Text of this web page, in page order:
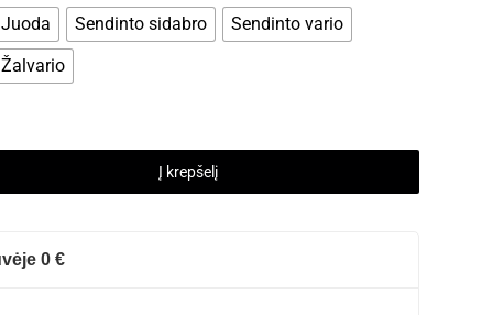
Juoda Sendinto sidabro
Sendinto vario
Žalvario
Į krepšelį
0 €